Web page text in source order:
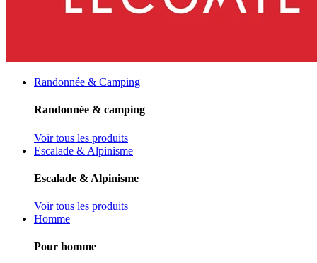
Randonnée & Camping
Randonnée & camping
Voir tous les produits
Escalade & Alpinisme
Escalade & Alpinisme
Voir tous les produits
Homme
Pour homme